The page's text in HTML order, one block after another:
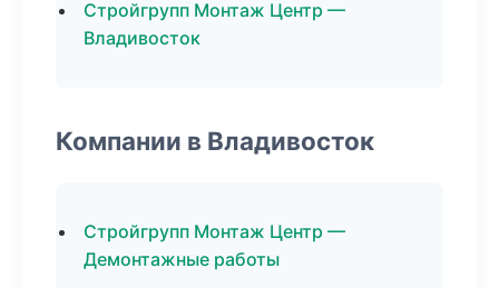
Стройгрупп Монтаж Центр —
Владивосток
Компании в Владивосток
Стройгрупп Монтаж Центр —
Демонтажные работы